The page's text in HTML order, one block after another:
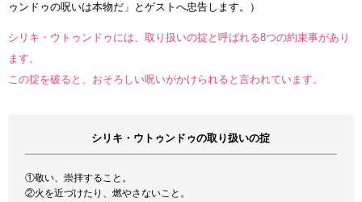
ゥンドゥの呪いは本物だ」とゲストへ忠告します。）
シリキ・ウトゥンドゥには、取り扱いの掟と呼ばれる8つの約束事があり
ます。
この掟を破ると、おそろしい呪いがかけられると言われています。
シリキ・ウトゥンドゥの取り扱いの掟
①敬い、崇拝すること。
②火を近づけたり、燃やさないこと。